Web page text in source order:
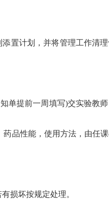
置计划，并将管理工作清
单提前一周填写)交实验教
品性能，使用方法，由任
损坏按规定处理。